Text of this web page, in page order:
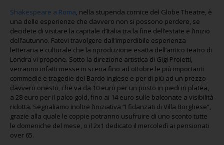
Shakespeare a Roma, nella stupenda cornice del Globe Theatre, è
una delle esperienze che davvero non si possono perdere, se
decidete di visitare la capitale d’Italia tra la fine dell’estate e l’inizio
dell’autunno. Fatevi travolgere dall’imperdibile esperienza
letteraria e culturale che la riproduzione esatta dell’antico teatro di
Londra vi propone. Sotto la direzione artistica di Gigi Proietti,
verranno infatti messe in scena fino ad ottobre le più importanti
commedie e tragedie del Bardo inglese e per di più ad un prezzo
davvero onesto, che va da 10 euro per un posto in piedi in platea,
a 28 euro per il palco gold, fino ai 14 euro sulle balconate a visibilità
ridotta. Segnaliamo inoltre l’iniziativa “I fidanzati di Villa Borghese”,
grazie alla quale le coppie potranno usufruire di uno sconto tutte
le domeniche del mese, o il 2x1 dedicato il mercoledì ai pensionati
over 65.